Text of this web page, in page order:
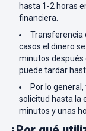
hasta 1-2 horas
financiera.
Transferencia
casos el dinero
minutos después
puede tardar
Por lo
solicitud hasta la
minutos y unas